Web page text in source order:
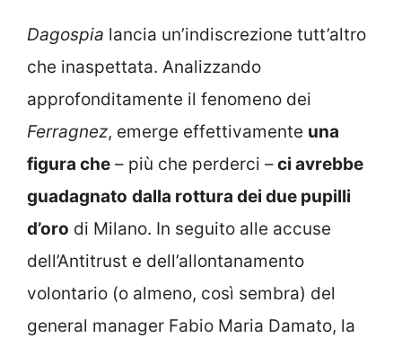
Dagospia lancia un’indiscrezione tutt’altro
che inaspettata. Analizzando
approfonditamente il fenomeno dei
Ferragnez, emerge effettivamente una
figura che – più che perderci –ci avrebbe
guadagnato dalla rottura dei due pupilli
d’oro di Milano. In seguito alle accuse
dell’Antitrust e dell’allontanamento
volontario (o almeno, così sembra) del
general manager Fabio Maria Damato, la